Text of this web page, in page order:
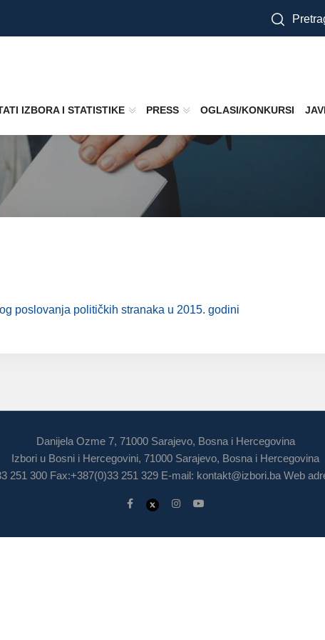
IZBORA I STATISTIKE PRESS OGLASI/KONKURSI
poslovanja političkih stranaka u 2015. godini
Danijela Ozme 7, 71000 Sarajevo, Bosna i Hercegovina
Izbori u Bosni i Hercegovini, 71000 Sarajevo, Bosna i Hercegovina
251 300 Fax:+387(0)33 251 329 E-mail: kontakt@izbori.baWeb